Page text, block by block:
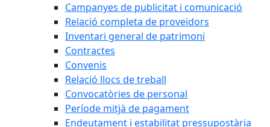
Campanyes de publicitat i comunicació
Relació completa de proveïdors
Inventari general de patrimoni
Contractes
Convenis
Relació llocs de treball
Convocatòries de personal
Període mitjà de pagament
Endeutament i estabilitat pressupostària